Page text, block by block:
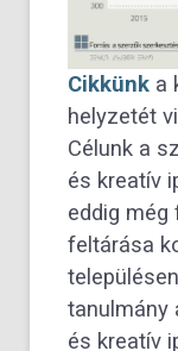
Cikkünk a
helyzetét
Célunk a
és kreatív
eddig még
feltárása
tanulmány
és kreatív